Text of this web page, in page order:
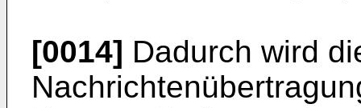
[0014] Dadurch wird